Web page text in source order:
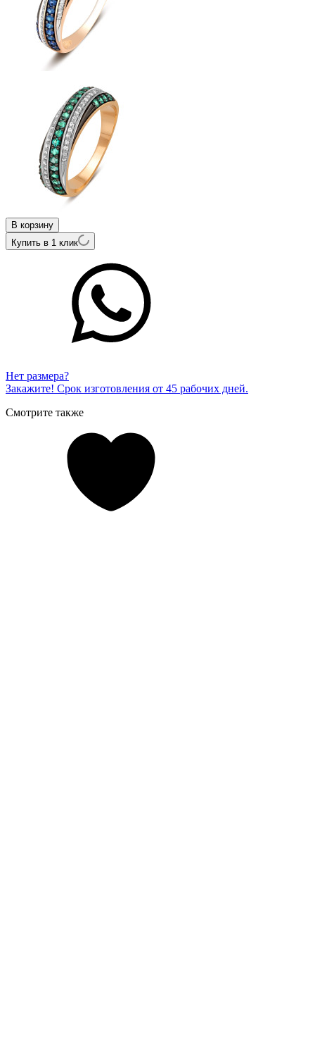
В корзину
Купить в 1 клик
Нет размера?
Закажите! Срок изготовления от 45 рабочих дней.
Смотрите также